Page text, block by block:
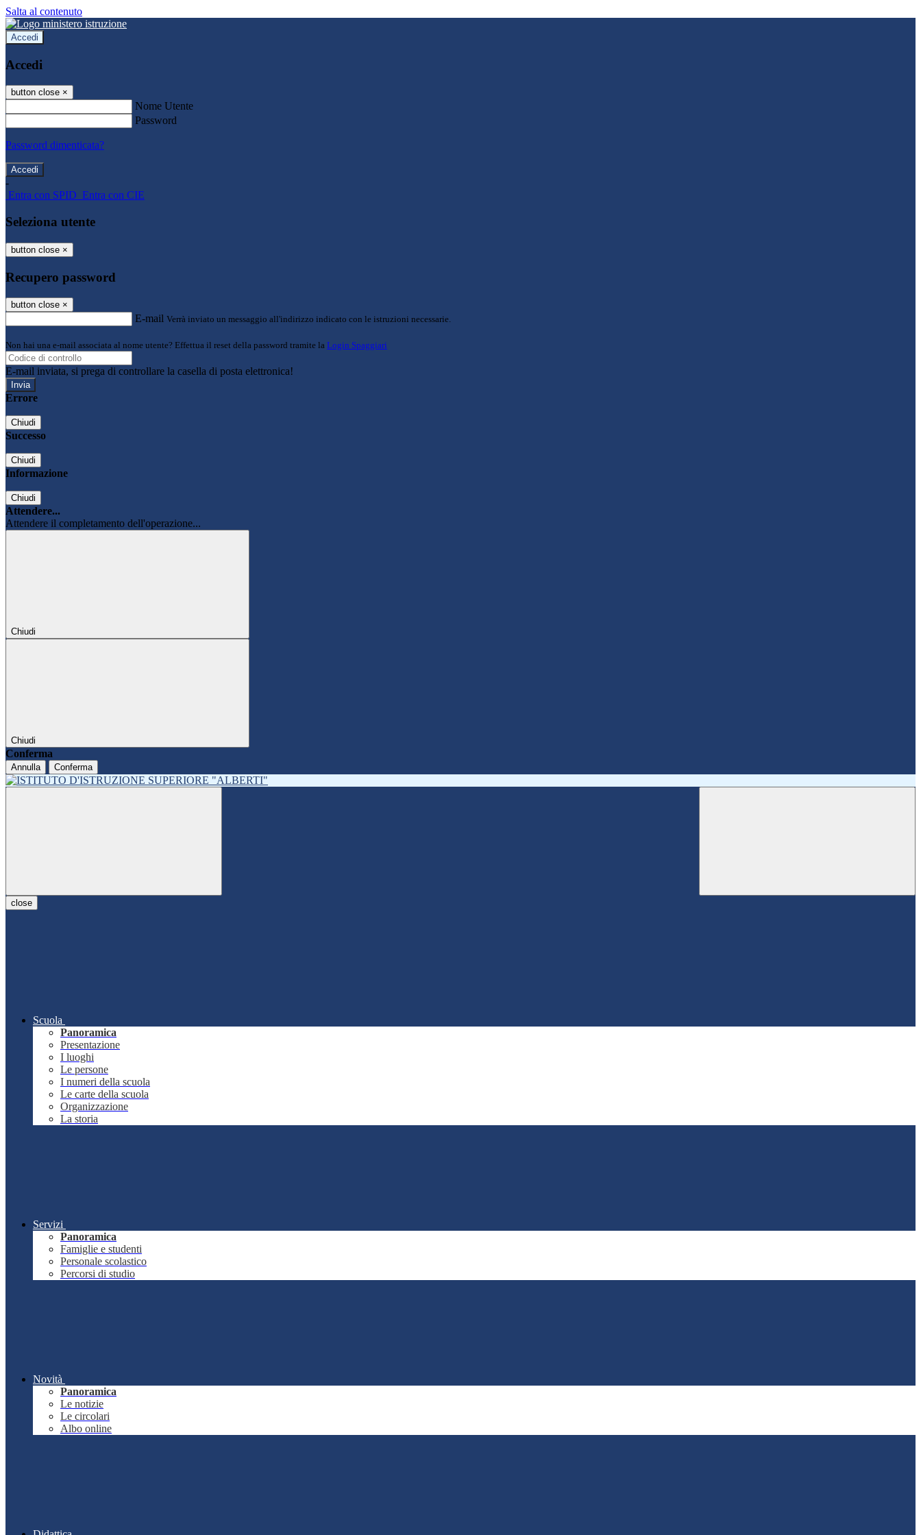
Salta al contenuto
Accedi
Accedi
button close ×
Nome Utente
Password
Password dimenticata?
-
Entra con SPID Entra con CIE
Seleziona utente
button close ×
Recupero password
button close ×
E-mail Verrà inviato un messaggio all'indirizzo indicato con le istruzioni necessarie.
Non hai una e-mail associata al nome utente? Effettua il reset della password tramite la Login Spaggiari
E-mail inviata, si prega di controllare la casella di posta elettronica!
Errore
Chiudi
Successo
Chiudi
Informazione
Chiudi
Attendere...
Attendere il completamento dell'operazione...
Chiudi
Chiudi
Conferma
Annulla Conferma
close
Scuola
Panoramica
Presentazione
I luoghi
Le persone
I numeri della scuola
Le carte della scuola
Organizzazione
La storia
Servizi
Panoramica
Famiglie e studenti
Personale scolastico
Percorsi di studio
Novità
Panoramica
Le notizie
Le circolari
Albo online